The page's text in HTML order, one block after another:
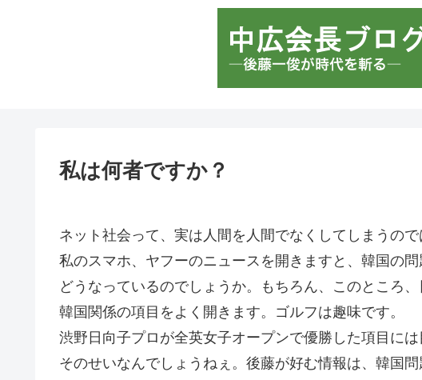
私は何者ですか？
ネット社会って、実は人間を人間でなくしてしまうので
私のスマホ、ヤフーのニュースを開きますと、韓国の問
どうなっているのでしょうか。もちろん、このところ、
韓国関係の項目をよく開きます。ゴルフは趣味です。
渋野日向子プロが全英女子オープンで優勝した項目には
そのせいなんでしょうねぇ。後藤が好む情報は、韓国問